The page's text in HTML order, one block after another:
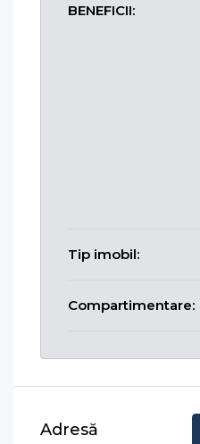
BENEFICII:
Tip imobil:
Compartimentare:
Adresă